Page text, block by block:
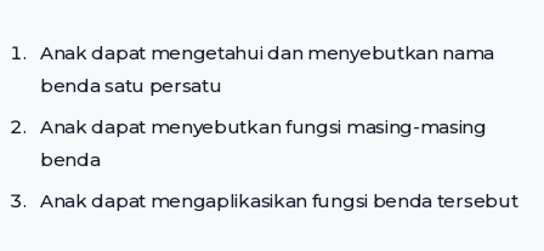
Anak dapat mengetahui dan menyebutkan nama
benda satu persatu
Anak dapat menyebutkan fungsi masing-masing
benda
Anak dapat mengaplikasikan fungsi benda tersebut